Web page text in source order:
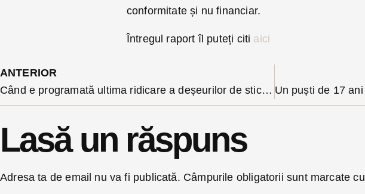
conformitate și nu financiar.
Întregul raport îl puteți citi aici
ANTERIOR
Când e programată ultima ridicare a deșeurilor de sticlă din acest an?
Lasă un răspuns
Adresa ta de email nu va fi publicată. Câmpurile obligatorii sunt marcate cu